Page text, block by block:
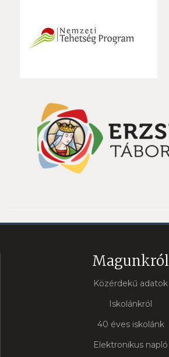
Magunkról
Közérdekű adatok
Iskolánkról
40 éves iskolánk
Elektronikus napló